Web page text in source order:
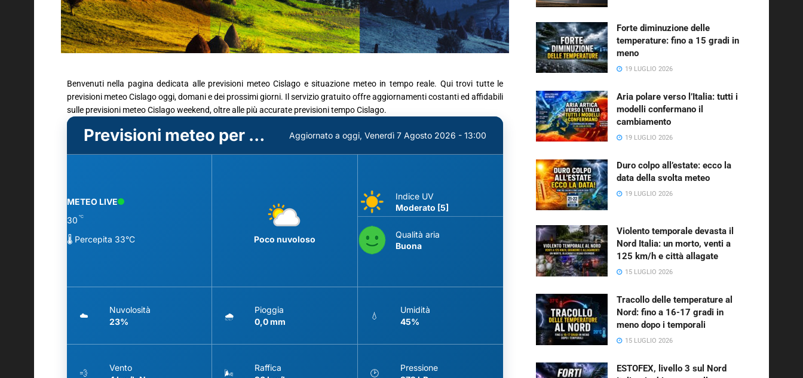
Benvenuti nella pagina dedicata alle previsioni meteo Cislago e situazione meteo in tempo reale. Qui trovi tutte le
previsioni meteo Cislago oggi, domani e dei prossimi giorni. Il servizio gratuito offre aggiornamenti costanti ed affidabili
sulle previsioni meteo Cislago weekend, oltre alle più accurate previsioni tempo Cislago.
Previsioni meteo per Cislago (VA) Aggiornato a oggi, Venerdì 7 Agosto 2026 - 13:00
METEO LIVE
30 °C
🌡️ Percepita 33°C Poco nuvoloso
Indice UV
Moderato [5]
Qualità aria
Buona
☁️
Nuvolosità
23%
🌧️
Pioggia
0,0 mm
💧
Umidità
45%
💨
Vento
🌬️
Raffica
🕑
Pressione
Forte diminuzione delle
temperature: fino a 15 gradi in
meno
19 LUGLIO 2026
Aria polare verso l’Italia: tutti i
modelli confermano il
cambiamento
19 LUGLIO 2026
Duro colpo all’estate: ecco la
data della svolta meteo
19 LUGLIO 2026
Violento temporale devasta il
Nord Italia: un morto, venti a
125 km/h e città allagate
15 LUGLIO 2026
Tracollo delle temperature al
Nord: fino a 16-17 gradi in
meno dopo i temporali
15 LUGLIO 2026
ESTOFEX, livello 3 sul Nord